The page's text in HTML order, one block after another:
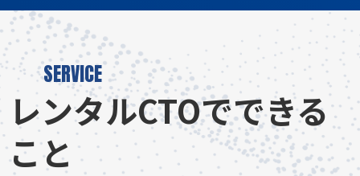
SERVICE
レンタルCTOでできる
こと